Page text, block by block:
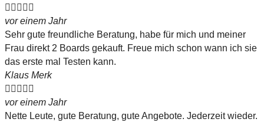
    
vor einem Jahr
Sehr gute freundliche Beratung, habe für mich und meiner
Frau direkt 2 Boards gekauft. Freue mich schon wann ich sie
das erste mal Testen kann.
Klaus Merk
    
vor einem Jahr
Nette Leute, gute Beratung, gute Angebote. Jederzeit wieder.